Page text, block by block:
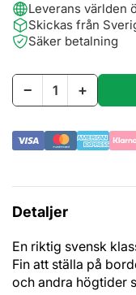
Leverans världen
Skickas från
Säker betalning
− +
Detaljer
En riktig svensk
Fin att ställa på
och andra högtider